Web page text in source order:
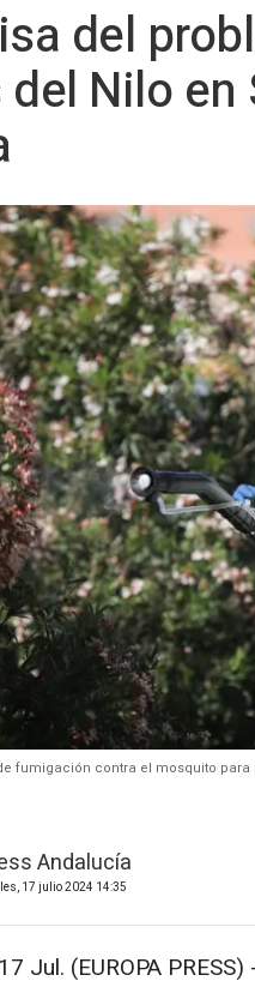
del
Nilo en
fumigación contra el mosquito
Andalucía
17 julio 2024 14:35
Jul. (EUROPA PRESS)